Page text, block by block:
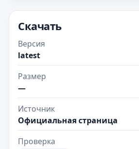
Скачать
Версия
latest
Размер
—
Источник
Официальная страница
Проверка